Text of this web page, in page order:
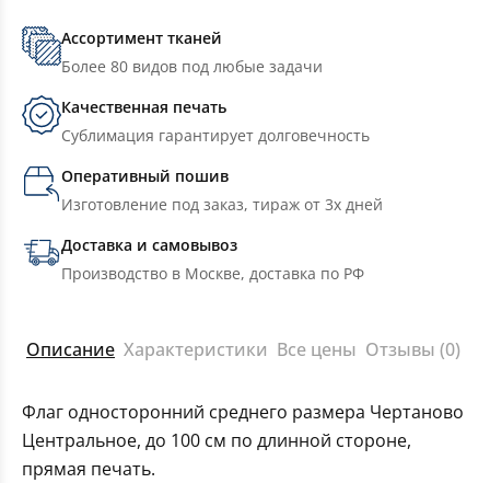
Ассортимент тканей
Более 80 видов под любые задачи
Качественная печать
Сублимация гарантирует долговечность
Оперативный пошив
Изготовление под заказ, тираж от 3х дней
Доставка и самовывоз
Производство в Москве, доставка по РФ
Описание Характеристики Все цены Отзывы (0)
Флаг односторонний среднего размера Чертаново
Центральное, до 100 см по длинной стороне,
прямая печать.